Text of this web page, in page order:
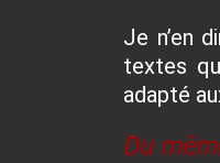
Je n’en
textes
adapté
Du